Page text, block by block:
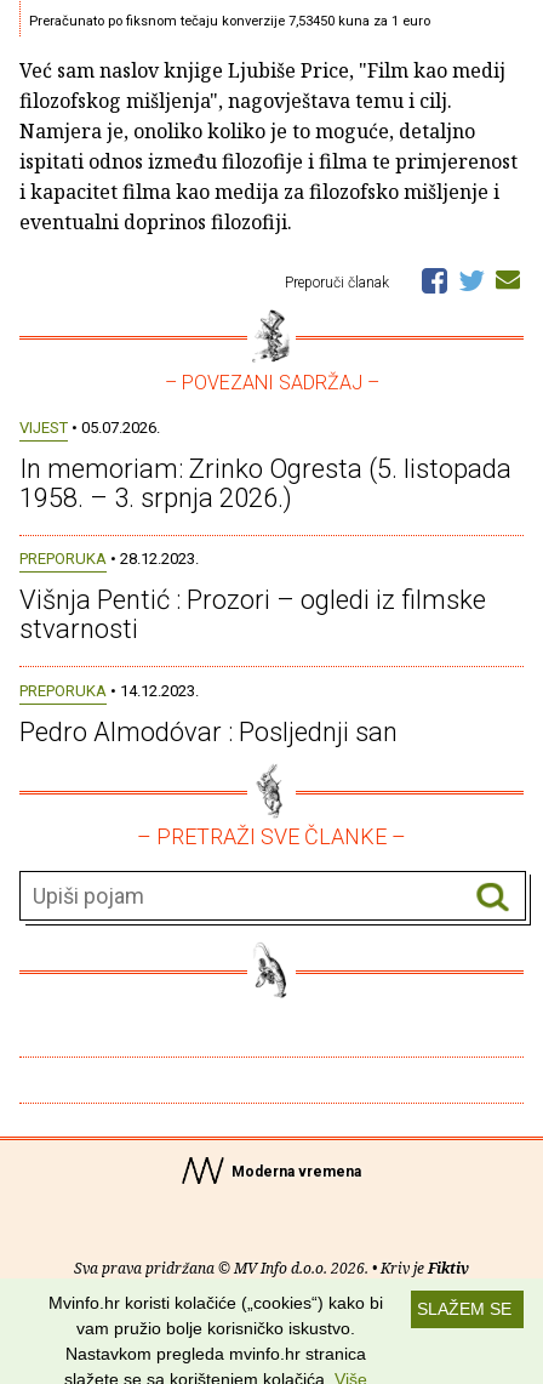
Preračunato po fiksnom tečaju konverzije 7,53450 kuna za 1 euro
Već sam naslov knjige Ljubiše Price, "Film kao medij
filozofskog mišljenja", nagovještava temu i cilj.
Namjera je, onoliko koliko je to moguće, detaljno
ispitati odnos između filozofije i filma te primjerenost
i kapacitet filma kao medija za filozofsko mišljenje i
eventualni doprinos filozofiji.
Preporuči članak
– POVEZANI SADRŽAJ –
VIJEST • 05.07.2026.
In memoriam: Zrinko Ogresta (5. listopada
1958. – 3. srpnja 2026.)
PREPORUKA • 28.12.2023.
Višnja Pentić : Prozori – ogledi iz filmske
stvarnosti
PREPORUKA • 14.12.2023.
Pedro Almodóvar : Posljednji san
– PRETRAŽI SVE ČLANKE –
Moderna vremena
Sva prava pridržana © MV Info d.o.o. 2026. • Kriv jeFiktiv
Uvjeti korištenja RSS kanali
Potraži nas na:
SLAŽEM SE
Mvinfo.hr koristi kolačiće („cookies“) kako bi
vam pružio bolje korisničko iskustvo.
Nastavkom pregleda mvinfo.hr stranica
slažete se sa korištenjem kolačića. Više